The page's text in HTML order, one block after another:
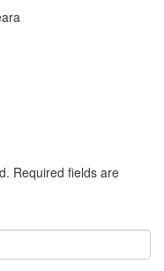
Required fields are